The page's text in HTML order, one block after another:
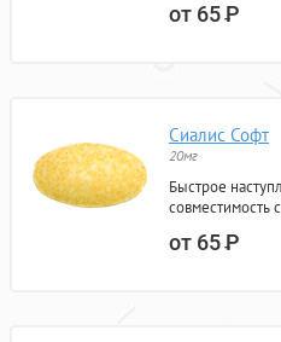
от 65Р
Сиалис Софт
20мг
Быстрое
совместимость
от 65Р